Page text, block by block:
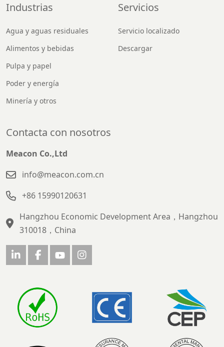
Industrias
Agua y aguas residuales
Alimentos y bebidas
Pulpa y papel
Poder y energía
Minería y otros
Servicios
Servicio localizado
Descargar
Contacta con nosotros
Meacon Co.,Ltd
info@meacon.com.cn
+86 15990120631
Hangzhou Economic Development Area，Hangzhou
310018，China